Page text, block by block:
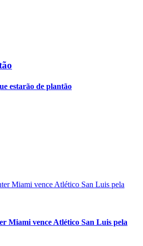
estarão de plantão
Miami vence Atlético San Luis pela